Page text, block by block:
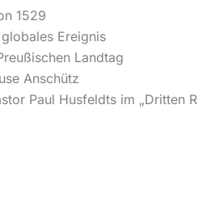
1529
Ereignis
Landtag
Anschütz
Paul Husfeldts im „Dritten